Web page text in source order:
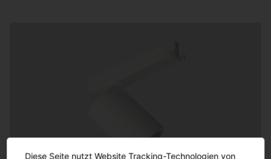
Diese Seite nutzt Website Tracking-Technologien von